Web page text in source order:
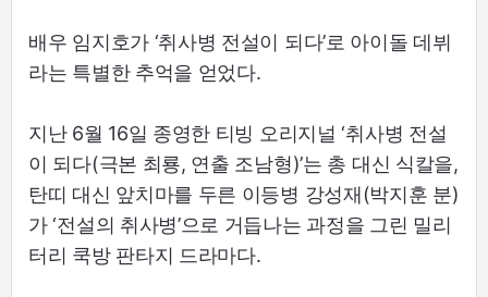
배우 임지호가 ‘취사병 전설이 되다’로 아이돌 데뷔
라는 특별한 추억을 얻었다.
지난 6월 16일 종영한 티빙 오리지널 ‘취사병 전설
이 되다(극본 최룡, 연출 조남형)’는 총 대신 식칼을,
탄띠 대신 앞치마를 두른 이등병 강성재(박지훈 분)
가 ‘전설의 취사병’으로 거듭나는 과정을 그린 밀리
터리 쿡방 판타지 드라마다.